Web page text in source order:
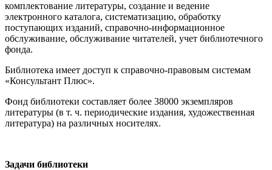
комплектование литературы, создание и ведение
электронного каталога, систематизацию, обработку
поступающих изданий, справочно-информационное
обслуживание, обслуживание читателей, учет библиотечного
фонда.
Библиотека имеет доступ к справочно-правовым системам
«Консультант Плюс».
Фонд библиотеки составляет более 38000 экземпляров
литературы (в т. ч. периодические издания, художественная
литература) на различных носителях.
Задачи библиотеки